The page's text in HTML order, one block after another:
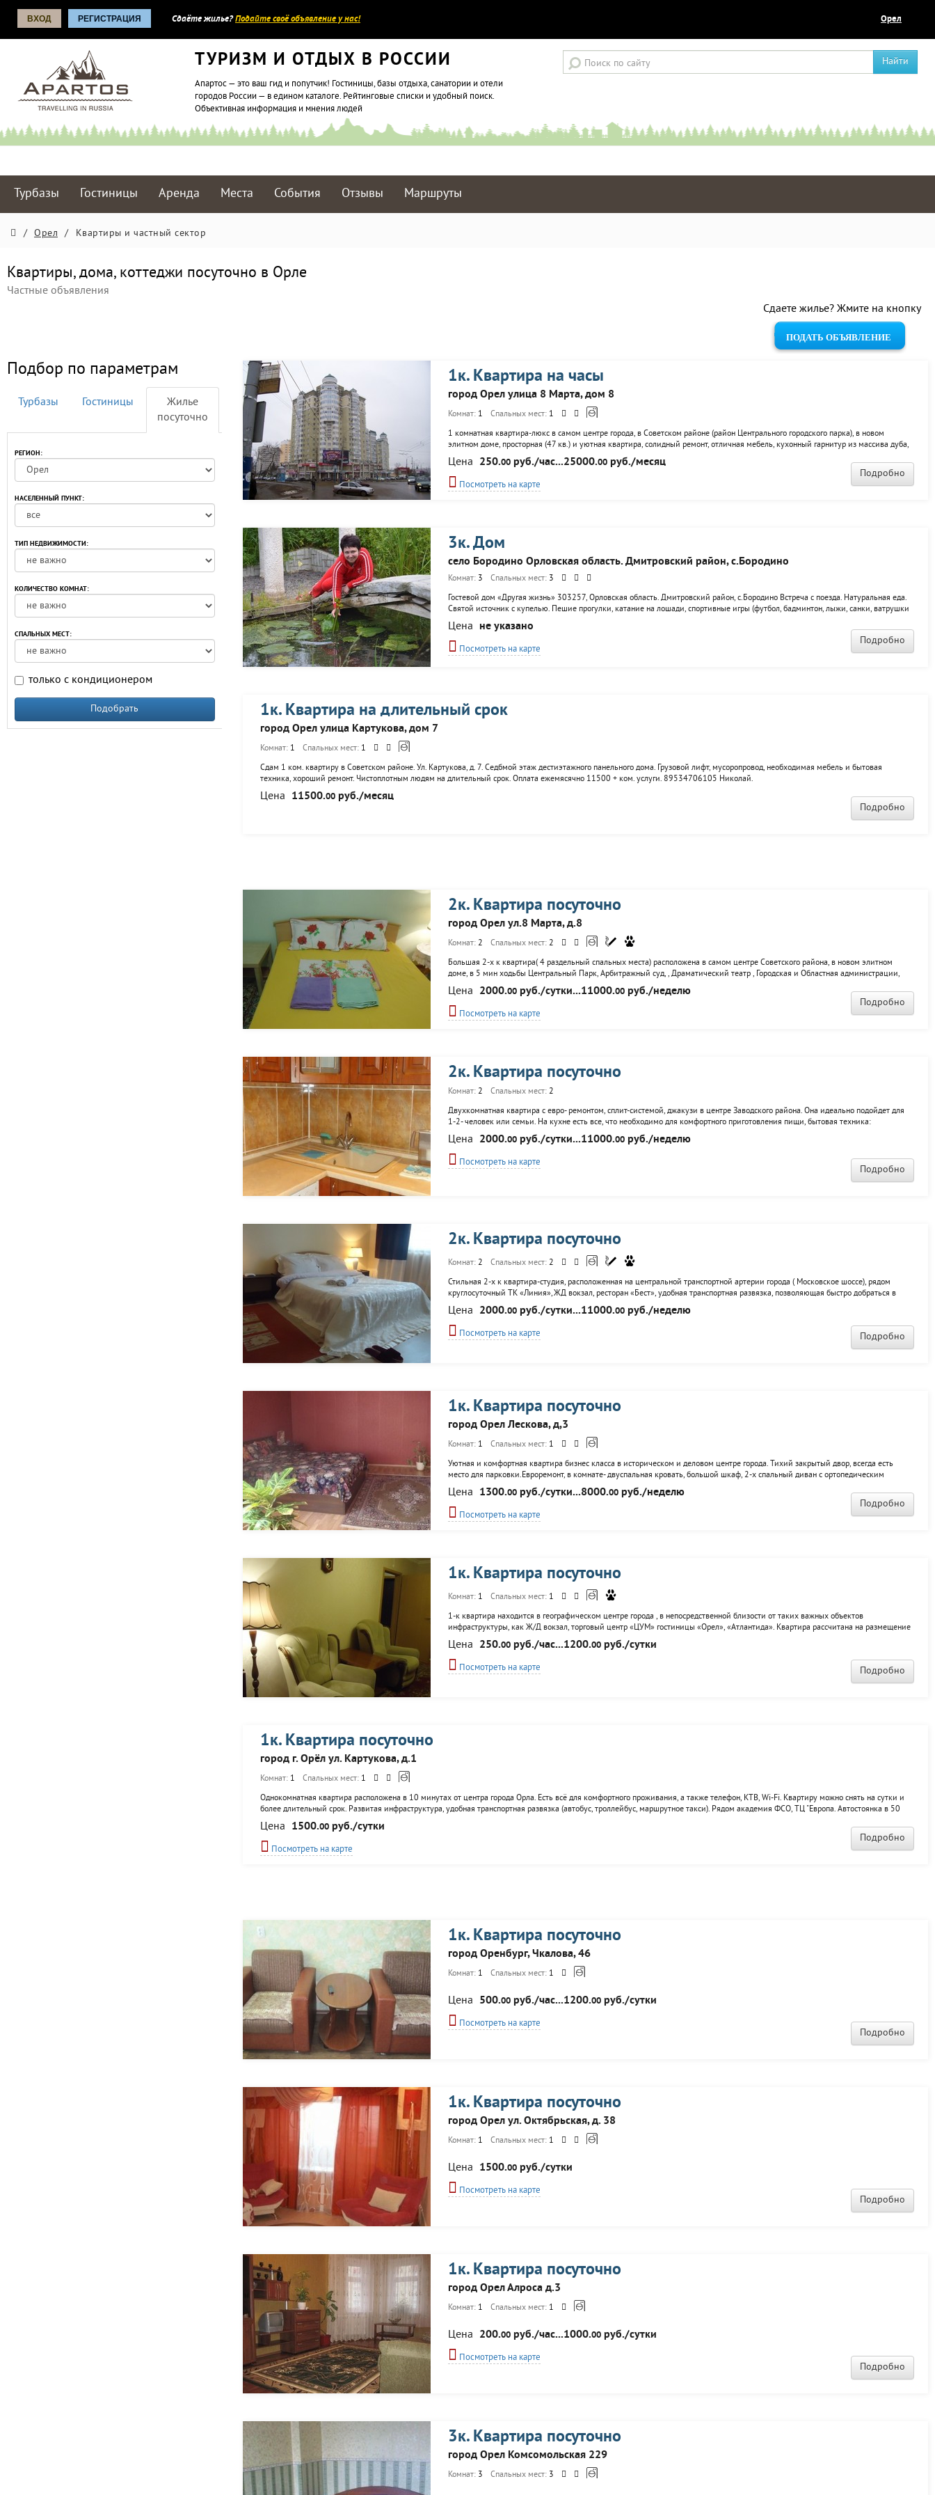
ВХОД РЕГИСТРАЦИЯ Сдаёте жилье?Подайте своё объявление у нас! Орел
ТУРИЗМ И ОТДЫХ В РОССИИ
Апартос — это ваш гид и попутчик! Гостиницы, базы отдыха, санатории и отели
городов России — в едином каталоге. Рейтинговые списки и удобный поиск.
Объективная информация и мнения людей
Найти
Турбазы Гостиницы Аренда Места События Отзывы Маршруты
/ Орел / Квартиры и частный сектор
Квартиры, дома, коттеджи посуточно в Орле
Частные объявления
Сдаете жилье? Жмите на кнопку
ПОДАТЬ ОБЪЯВЛЕНИЕ
Подбор по параметрам
Турбазы Гостиницы
Жилье
посуточно
РЕГИОН:
НАСЕЛЕННЫЙ ПУНКТ:
ТИП НЕДВИЖИМОСТИ:
КОЛИЧЕСТВО КОМНАТ:
СПАЛЬНЫХ МЕСТ:
только с кондиционером
Подобрать
1к. Квартира на часы
город Орел улица 8 Марта, дом 8
Комнат: 1 Спальных мест: 1
1 комнатная квартира-люкс в самом центре города, в Советском районе (район Центрального городского парка), в новом
элитном доме, просторная (47 кв.) и уютная квартира, солидный ремонт, отличная мебель, кухонный гарнитур из массива дуба,
есть вся необходимая бытовая техника, интернет Wi-Fi, постельное белье, кухонная посуда, сдает хозяин.
Цена 250.00руб./час...25000.00руб./месяц
Посмотреть на карте
Подробно
3к. Дом
село Бородино Орловская область. Дмитровский район, с.Бородино
Комнат: 3 Спальных мест: 3
Гостевой дом «Другая жизнь» 303257, Орловская область. Дмитровский район, с.Бородино Встреча с поезда. Натуральная еда.
Святой источник с купелью. Пешие прогулки, катание на лошади, спортивные игры (футбол, бадминтон, лыжи, санки, ватрушки
и т.п.), походы за грибами и за ягодами, пикники, охота, рыбалка, дегустация домашних вин, кваса, соков. Экскурсии
«Знакомство с местными...
Цена не указано
Посмотреть на карте
Подробно
1к. Квартира на длительный срок
город Орел улица Картукова, дом 7
Комнат: 1 Спальных мест: 1
Сдам 1 ком. квартиру в Советском районе. Ул. Картукова, д. 7. Седбмой этаж дестиэтажного панельного дома. Грузовой лифт, мусоропровод, необходимая мебель и бытовая
техника, хороший ремонт. Чистоплотным людям на длительный срок. Оплата ежемясячно 11500 + ком. услуги. 89534706105 Николай.
Цена 11500.00руб./месяц
Подробно
2к. Квартира посуточно
город Орел ул.8 Марта, д.8
Комнат: 2 Спальных мест: 2
Большая 2-х к квартира( 4 раздельный спальных места) расположена в самом центре Советского района, в новом элитном
доме, в 5 мин ходьбы Центральный Парк, Арбитражный суд, , Драматический театр , Городская и Областная администрации,
пешеходная ул. Ленина, Академия ФСО. Ночные клубы: "Paparazzi", "Веселый Роджер". Под окнами дома- супермаркет-Апельсин,
Магнит, остановка общественного транспорта...
Цена 2000.00руб./сутки...11000.00руб./неделю
Посмотреть на карте
Подробно
2к. Квартира посуточно
Комнат: 2 Спальных мест: 2
Двухкомнатная квартира с евро- ремонтом, сплит-системой, джакузи в центре Заводского района. Она идеально подойдет для
1-2- человек или семьи. На кухне есть все, что необходимо для комфортного приготовления пищи, бытовая техника:
холодильник, стиральная машина-автомат, электрический чайник, микроволновая печь, газовая плита и прочая кухонная
утварь, посуда и принадлежности. Постельное бельё...
Цена 2000.00руб./сутки...11000.00руб./неделю
Посмотреть на карте
Подробно
2к. Квартира посуточно
Комнат: 2 Спальных мест: 2
Стильная 2-х к квартира-студия, расположенная на центральной транспортной артерии города ( Московское шоссе), рядом
круглосуточный ТК «Линия»,ЖД вокзал, ресторан «Бест», удобная транспортная развязка, позволяющая быстро добраться в
любой район города, в т.ч Советский. Для комфортного проживания, в квартире выполнен дизайнерский ремонт, установлена
новая мебель. Для вашего отдыха и приятных...
Цена 2000.00руб./сутки...11000.00руб./неделю
Посмотреть на карте Подробно
1к. Квартира посуточно
город Орел Лескова, д,3
Комнат: 1 Спальных мест: 1
Уютная и комфортная квартира бизнес класса в историческом и деловом центре города. Тихий закрытый двор, всегда есть
место для парковки.Евроремонт, в комнате- двуспальная кровать, большой шкаф, 2-х спальный диван с ортопедическим
основанием, журнальный столик, вся необходимая бытовая техника, в т.ч СВ-печь, утюг, новое постельное бельё, полотенца, вся
необходимая посуда для приготовления пищи. В...
Цена 1300.00руб./сутки...8000.00руб./неделю
Посмотреть на карте
Подробно
1к. Квартира посуточно
Комнат: 1 Спальных мест: 1
1-к квартира находится в географическом центре города , в непосредственной близости от таких важных объектов
инфраструктуры, как Ж/Д вокзал, торговый центр «ЦУМ» гостиницы «Орел», «Атлантида». Квартира рассчитана на размещение
одного- двух-трех человек. У нас имеется полный комплект необходимой посуды и постельного белья. В квартире есть всё для
комфортного проживания — водонагреватель( при...
Цена 250.00руб./час...1200.00руб./сутки
Посмотреть на карте Подробно
1к. Квартира посуточно
город г. Орёл ул. Картукова, д.1
Комнат: 1 Спальных мест: 1
Однокомнатная квартира расположена в 10 минутах от центра города Орла. Есть всё для комфортного проживания, а также телефон, КТВ, Wi-Fi. Квартиру можно снять на сутки и
более длительный срок. Развитая инфраструктура, удобная транспортная развязка (автобус, троллейбус, маршрутное такси). Рядом академия ФСО, ТЦ "Европа. Автостоянка в 50
метрах от дома.
Цена 1500.00руб./сутки
Посмотреть на карте
Подробно
1к. Квартира посуточно
город Оренбург, Чкалова, 46
Комнат: 1 Спальных мест: 1
Цена 500.00руб./час...1200.00руб./сутки
Посмотреть на карте
Подробно
1к. Квартира посуточно
город Орел ул. Октябрьская, д. 38
Комнат: 1 Спальных мест: 1
Цена 1500.00руб./сутки
Посмотреть на карте
Подробно
1к. Квартира посуточно
город Орел Алроса д.3
Комнат: 1 Спальных мест: 1
Цена 200.00руб./час...1000.00руб./сутки
Посмотреть на карте
Подробно
3к. Квартира посуточно
город Орел Комсомольская 229
Комнат: 3 Спальных мест: 3